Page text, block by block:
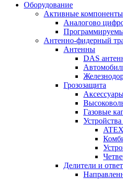
Оборудование
Активные компоненты
Аналогово
Антенно-фидерный
Антенны
DAS
Грозозащита
Газовые
Делители и